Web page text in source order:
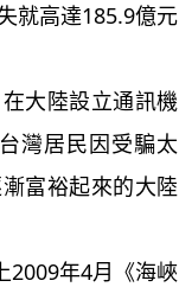
就高達185.9億元
大陸設立通訊機
灣居民因受騙太
富裕起來的大陸
年4月《海峽